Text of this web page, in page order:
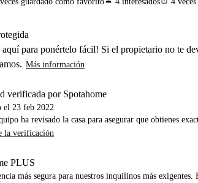
aquí para ponértelo fácil! Si el propietario no te
Más información
verificada por Spotahome
el 23 feb 2022
ha revisado la casa para asegurar que obtienes
la verificación
PLUS
más segura para nuestros inquilinos más exigentes.